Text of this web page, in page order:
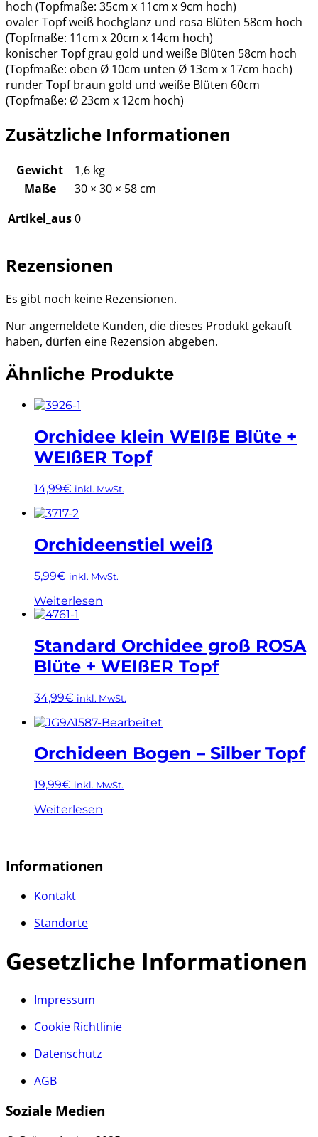
hoch (Topfmaße: 35cm x 11cm x 9cm hoch)
ovaler Topf weiß hochglanz und rosa Blüten 58cm hoch
(Topfmaße: 11cm x 20cm x 14cm hoch)
konischer Topf grau gold und weiße Blüten 58cm hoch
(Topfmaße: oben Ø 10cm unten Ø 13cm x 17cm hoch)
runder Topf braun gold und weiße Blüten 60cm
(Topfmaße: Ø 23cm x 12cm hoch)
Zusätzliche Informationen
Gewicht
1,6 kg
Maße
30 × 30 × 58 cm
Artikel_aus0
Rezensionen
Es gibt noch keine Rezensionen.
Nur angemeldete Kunden, die dieses Produkt gekauft
haben, dürfen eine Rezension abgeben.
Ähnliche Produkte
Orchidee klein WEIßE Blüte +
WEIßER Topf
14,99€ inkl. MwSt.
Orchideenstiel weiß
5,99€ inkl. MwSt.
Weiterlesen
Standard Orchidee groß ROSA
Blüte + WEIßER Topf
34,99€ inkl. MwSt.
Orchideen Bogen – Silber Topf
19,99€ inkl. MwSt.
Weiterlesen
Informationen
Kontakt
Standorte
Gesetzliche Informationen
Impressum
Cookie Richtlinie
Datenschutz
AGB
Soziale Medien